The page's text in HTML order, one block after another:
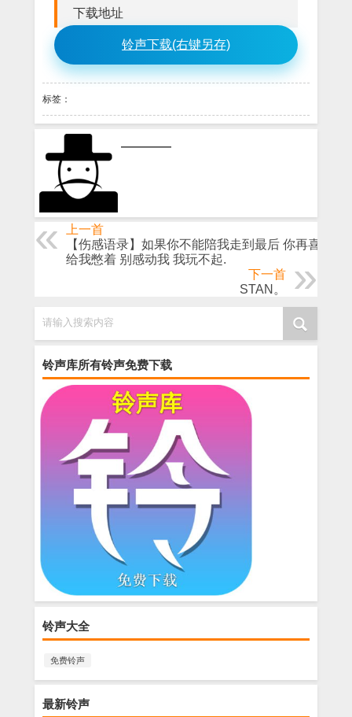
下载地址
铃声下载(右键另存)
标签：
————
上一首
【伤感语录】如果你不能陪我走到最后 你再喜欢也
给我憋着 别感动我 我玩不起.
下一首
STAN。
请输入搜索内容
铃声库所有铃声免费下载
铃声大全
免费铃声
最新铃声